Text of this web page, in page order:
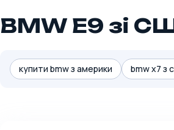
BMW E9 зі
купити bmw з америки bmw x7 з